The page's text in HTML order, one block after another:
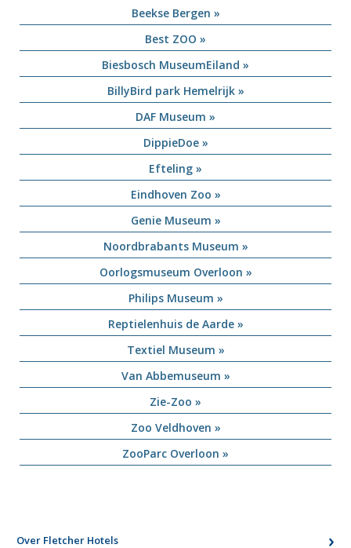
Beekse Bergen »
Best ZOO »
Biesbosch MuseumEiland »
BillyBird park Hemelrijk »
DAF Museum »
DippieDoe »
Efteling »
Eindhoven Zoo »
Genie Museum »
Noordbrabants Museum »
Oorlogsmuseum Overloon »
Philips Museum »
Reptielenhuis de Aarde »
Textiel Museum »
Van Abbemuseum »
Zie-Zoo »
Zoo Veldhoven »
ZooParc Overloon »
Over Fletcher Hotels